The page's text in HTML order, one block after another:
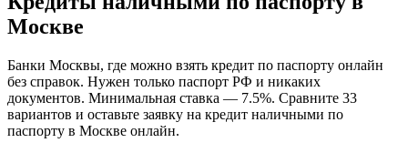
Москве
Банки Москвы, где можно взять кредит по паспорту онлайн
без справок. Нужен только паспорт РФ и никаких
документов. Минимальная ставка — 7.5%. Сравните 33
вариантов и оставьте заявку на кредит наличными по
паспорту в Москве онлайн.